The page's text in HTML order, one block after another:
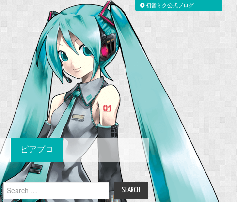
ピアプロ
Search
for:
初音ミク公式ブログ